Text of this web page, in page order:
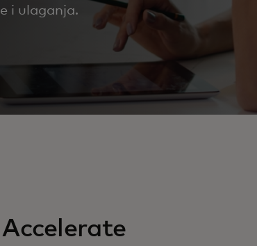
i ulaganja.